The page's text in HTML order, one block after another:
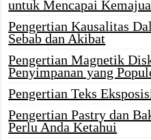
untuk Mencapai
Pengertian Kausalitas
Sebab dan Akibat
Pengertian Magnetik
Penyimpanan yang
Pengertian Teks
Pengertian Pastry dan
Perlu Anda Ketahui